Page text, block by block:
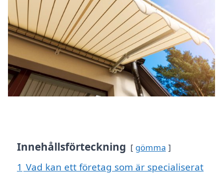
Innehållsförteckning gömma
1 Vad kan ett företag som är specialiserat